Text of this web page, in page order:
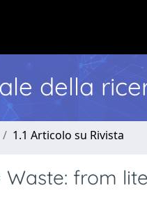
della
1.1 Articolo su Rivista
from